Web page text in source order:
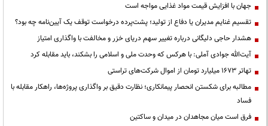
جهان با افزایش قیمت مواد غذایی مواجه است
تقسیم غنایم مدیران یا دفاع از تولید؛ پشت‌پرده درخواست توقف یک آیین‌نامه چه بود؟
هشدار حاجی دلیگانی درباره تغییر سهم دریای خزر و مخالفت با واگذاری امتیاز
آیت‌الله جوادی آملی: با هرکس که وحدت ملی و اسلامی را بشکند، باید مقابله کرد
تهاتر ۱۶۷۳ میلیارد تومان از اموال شرکت‌های تراستی
مطالبه برای شکستن انحصار پیمانکاری؛ نظارت دقیق بر واگذاری پروژه‌ها، راهکار مقابله با
فساد
فرق است میان مجاهدان در میدان و ساکتین